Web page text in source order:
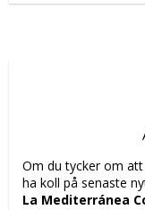
Om du tycker om
ha koll på senaste
La Mediterránea